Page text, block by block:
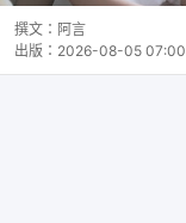
撰文： 阿言
出版： 2026-08-05 07:00